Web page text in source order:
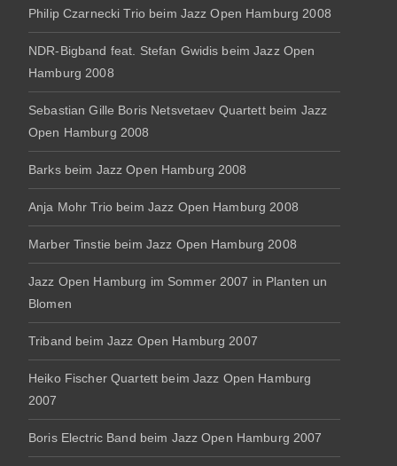
Philip Czarnecki Trio beim Jazz Open Hamburg 2008
NDR-Bigband feat. Stefan Gwidis beim Jazz Open
Hamburg 2008
Sebastian Gille Boris Netsvetaev Quartett beim Jazz
Open Hamburg 2008
Barks beim Jazz Open Hamburg 2008
Anja Mohr Trio beim Jazz Open Hamburg 2008
Marber Tinstie beim Jazz Open Hamburg 2008
Jazz Open Hamburg im Sommer 2007 in Planten un
Blomen
Triband beim Jazz Open Hamburg 2007
Heiko Fischer Quartett beim Jazz Open Hamburg
2007
Boris Electric Band beim Jazz Open Hamburg 2007